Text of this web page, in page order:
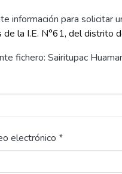
información para solicitar
la I.E. N°61, del distrito
fichero: Sairitupac
electrónico *